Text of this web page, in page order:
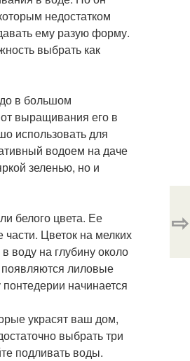
недостатком
ему разую форму.
выбрать как
в большом
выращивания его в
использовать для
водоем на даче
зеленью, но и
белого цвета. Ее
Цветок на мелких
воду на глубину около
появляются лиловые
начинается
украсят ваш дом,
выбрать три
подливать воды.
⇨